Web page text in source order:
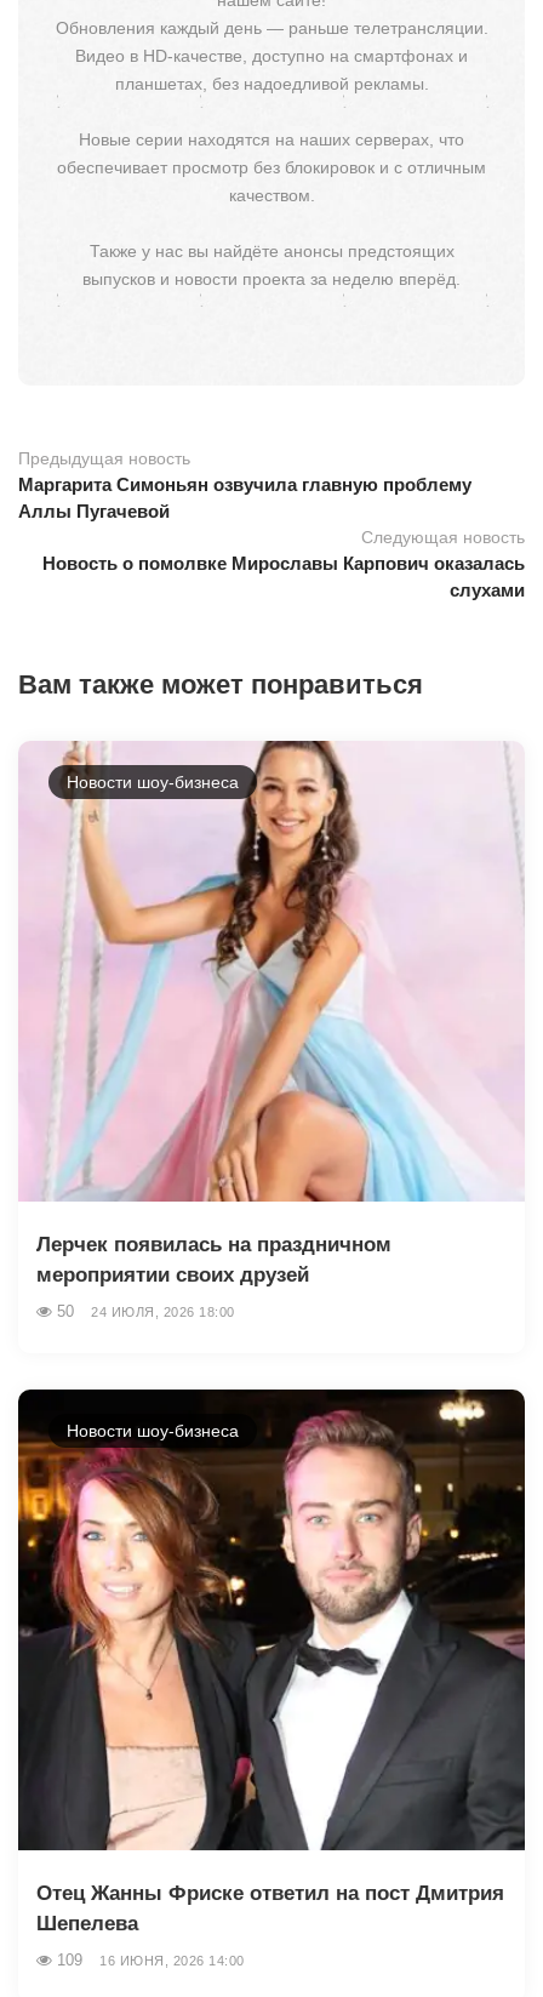
Обновления каждый день — раньше телетрансляции.
Видео в HD-качестве, доступно на смартфонах и
планшетах, без надоедливой рекламы.
Новые серии находятся на наших серверах, что
обеспечивает просмотр без блокировок и с отличным
качеством.
Также у нас вы найдёте анонсы предстоящих
выпусков и новости проекта за неделю вперёд.
Предыдущая новость
Маргарита Симоньян озвучила главную проблему
Аллы Пугачевой
Следующая новость
Новость о помолвке Мирославы Карпович оказалась
слухами
Вам также может понравиться
Новости шоу-бизнеса
Лерчек появилась на праздничном
мероприятии своих друзей
50 24 ИЮЛЯ, 2026 18:00
Новости шоу-бизнеса
Отец Жанны Фриске ответил на пост Дмитрия
Шепелева
109 16 ИЮНЯ, 2026 14:00